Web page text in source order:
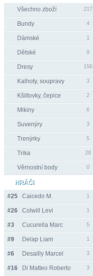
Všechno zboží
217
Bundy 4
Dámské 1
Dětské 9
Dresy 156
Kalhoty, soupravy 3
Kšiltovky, čepice 2
Mikiny 6
Suvenýry 3
Trenýrky 5
Trika 28
Věrnostní body 0
HRÁČI
#25
Caicedo M. 1
#26 Colwill Levi 1
#3 Cucurella Marc 5
#9 Delap Liam 1
#6 Desailly Marcel 3
#16 Di Matteo Roberto 3